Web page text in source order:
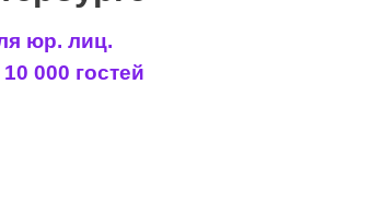
юр. лиц.
000 гостей